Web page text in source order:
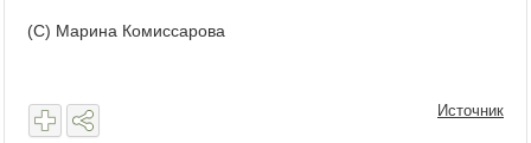
(С) Марина Комиссарова
Источник